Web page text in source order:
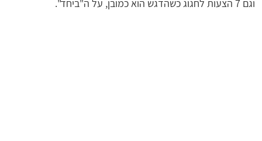
וגם 7 הצעות לחגוג כשהדגש הוא כמובן, על ה"ביחד".